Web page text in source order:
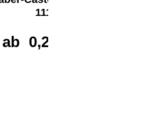
1111
ab 0,21 €*